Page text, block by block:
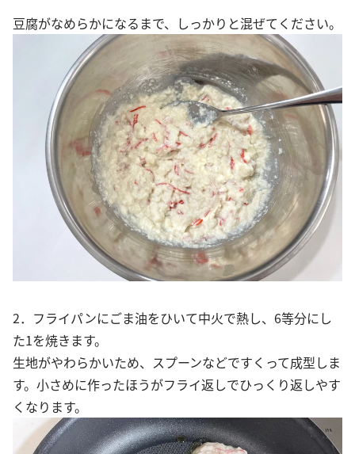
豆腐がなめらかになるまで、しっかりと混ぜてください。
2．フライパンにごま油をひいて中火で熱し、6等分にし
た1を焼きます。
生地がやわらかいため、スプーンなどですくって成型しま
す。小さめに作ったほうがフライ返しでひっくり返しやす
くなります。